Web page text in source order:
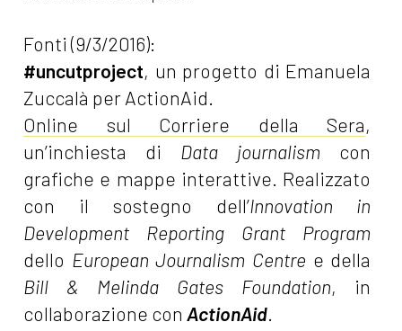
Fonti (9/3/2016):
#uncutproject, un progetto di Emanuela
Zuccalà per ActionAid.
Online sul Corriere della Sera,
un’inchiesta di Data journalism con
grafiche e mappe interattive. Realizzato
con il sostegno dell’Innovation in
Development Reporting Grant Program
dello European Journalism Centre e della
Bill & Melinda Gates Foundation, in
collaborazione con ActionAid